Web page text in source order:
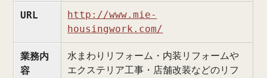
URL
http://www.mie-
housingwork.com/
業務内
容
水まわりリフォーム・内装リフォームや
エクステリア工事・店舗改装などのリフ